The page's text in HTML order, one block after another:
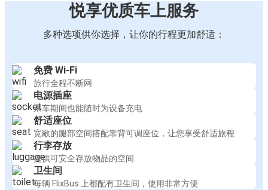
悦享优质车上服务
多种选项供你选择，让你的行程更加舒适：
免费 Wi-Fi
旅行全程不断网
电源插座
乘车期间也能随时为设备充电
舒适座位
宽敞的腿部空间搭配靠背可调座位，让您享受舒适旅程
行李存放
提供可安全存放物品的空间
卫生间
每辆 FlixBus 上都配有卫生间，使用非常方便